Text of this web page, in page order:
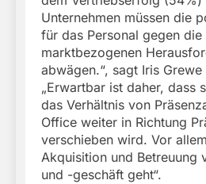
Unternehmen müssen die
für das Personal gegen
marktbezogenen
abwägen.“, sagt Iris
„Erwartbar ist daher, dass
das Verhältnis von
Office weiter in Richtung
verschieben wird. Vor
Akquisition und Betreuung
und -geschäft geht“.